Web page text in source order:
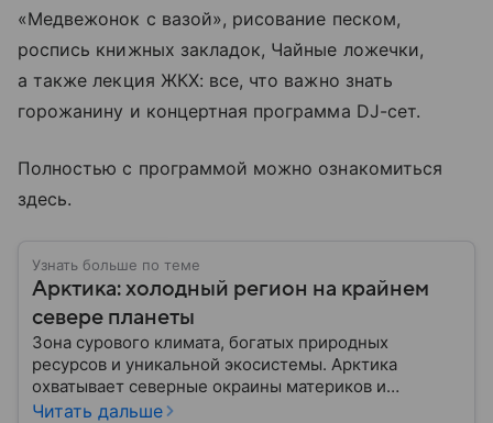
«Медвежонок с вазой», рисование песком,
роспись книжных закладок, Чайные ложечки,
а также лекция ЖКХ: все, что важно знать
горожанину и концертная программа DJ-сет.
Полностью с программой можно ознакомиться
здесь.
Узнать больше по теме
Арктика: холодный регион на крайнем
севере планеты
Зона сурового климата, богатых природных
ресурсов и уникальной экосистемы. Арктика
охватывает северные окраины материков и
акваторию Северного Ледовитого океана. В
Читать дальше